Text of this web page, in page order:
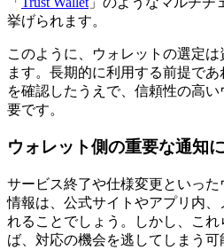
挙げられます。
このように、ウォレットの選定
ます。長期的に利用する前提で
を確認したうえで、信頼性の高
要です。
ウォレット側の重要な通知
サービス終了や仕様変更といっ
情報は、公式サイトやアプリ内
れることでしょう。しかし、こ
ば、対応の機会を逃してしまう